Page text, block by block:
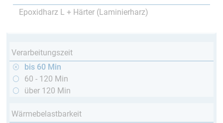
Epoxidharz L + Härter (Laminierharz)
Verarbeitungszeit
bis 60 Min
60 - 120 Min
über 120 Min
Wärmebelastbarkeit